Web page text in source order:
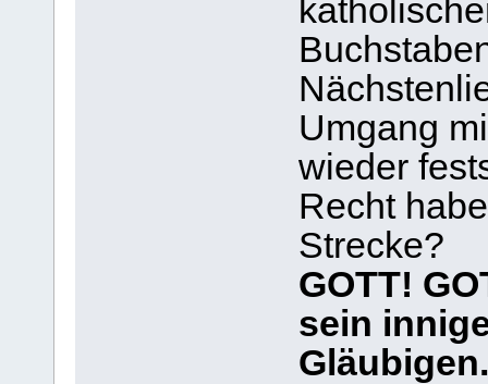
Umgang
wieder
Recht
Strecke?
GOTT!
sein
Gläubigen.